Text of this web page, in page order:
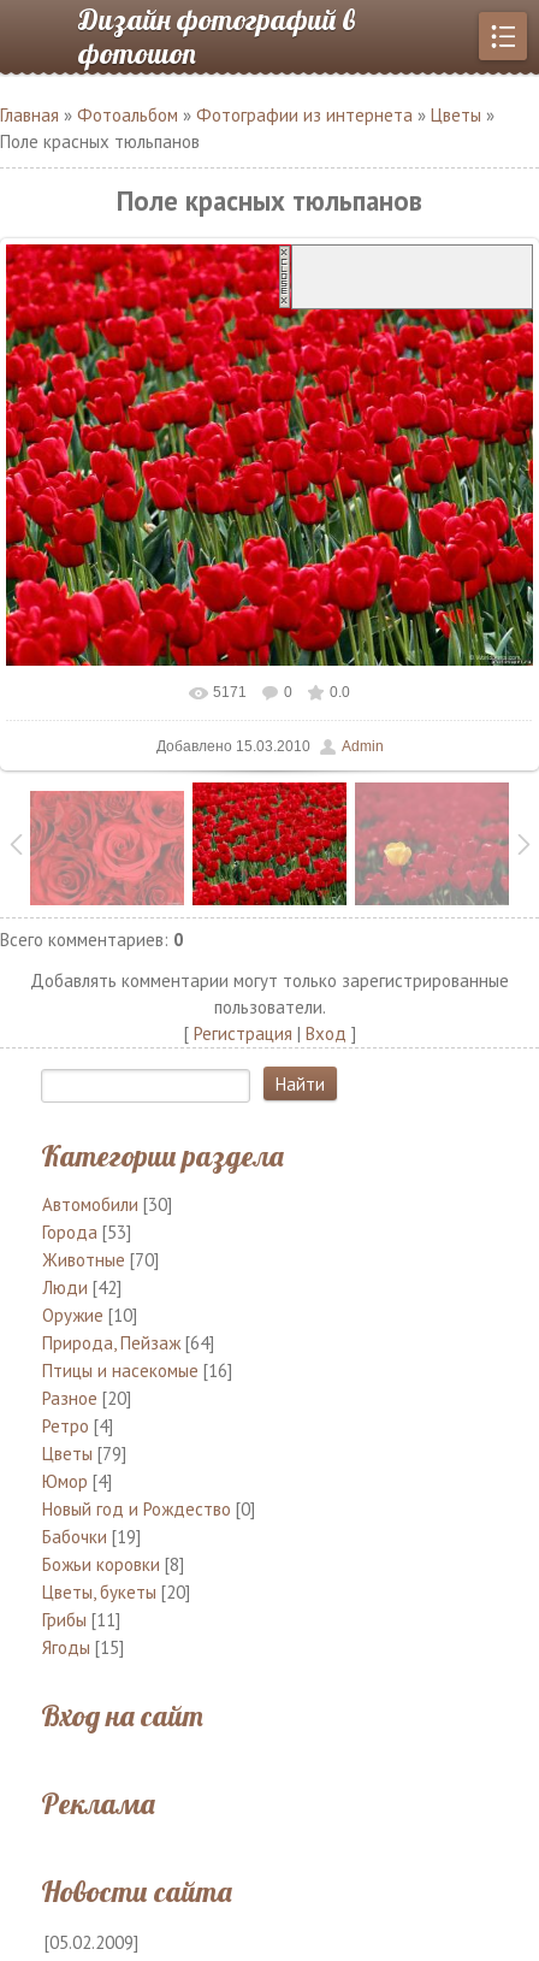
Дизайн фотографий в
фотошоп
Главная » Фотоальбом » Фотографии из интернета » Цветы »
Поле красных тюльпанов
Поле красных тюльпанов
В реальном размере 1280x1024
5171 0 0.0
Добавлено 15.03.2010 Admin
Всего комментариев: 0
Добавлять комментарии могут только зарегистрированные
пользователи.
[ Регистрация | Вход ]
Категории раздела
Автомобили [30]
Города [53]
Животные [70]
Люди [42]
Оружие [10]
Природа, Пейзаж [64]
Птицы и насекомые [16]
Разное [20]
Ретро [4]
Цветы [79]
Юмор [4]
Новый год и Рождество [0]
Бабочки [19]
Божьи коровки [8]
Цветы, букеты [20]
Грибы [11]
Ягоды [15]
Вход на сайт
Реклама
Новости сайта
[05.02.2009]